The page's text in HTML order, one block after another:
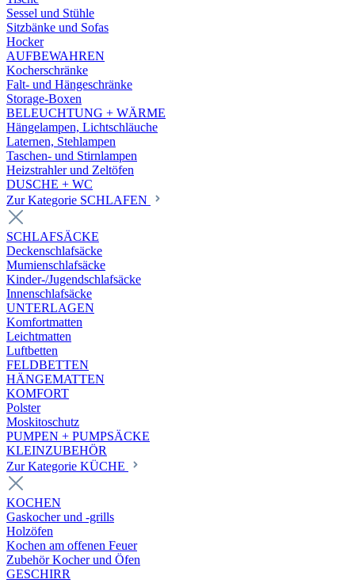
Sessel und Stühle
Sitzbänke und Sofas
Hocker
AUFBEWAHREN
Kocherschränke
Falt- und Hängeschränke
Storage-Boxen
BELEUCHTUNG + WÄRME
Hängelampen, Lichtschläuche
Laternen, Stehlampen
Taschen- und Stirnlampen
Heizstrahler und Zeltöfen
DUSCHE + WC
Zur Kategorie SCHLAFEN
SCHLAFSÄCKE
Deckenschlafsäcke
Mumienschlafsäcke
Kinder-/Jugendschlafsäcke
Innenschlafsäcke
UNTERLAGEN
Komfortmatten
Leichtmatten
Luftbetten
FELDBETTEN
HÄNGEMATTEN
KOMFORT
Polster
Moskitoschutz
PUMPEN + PUMPSÄCKE
KLEINZUBEHÖR
Zur Kategorie KÜCHE
KOCHEN
Gaskocher und -grills
Holzöfen
Kochen am offenen Feuer
Zubehör Kocher und Öfen
GESCHIRR